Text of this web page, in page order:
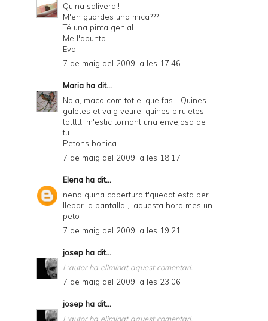
Quina salivera!!
M'en guardes una mica???
Té una pinta genial.
Me l'apunto.
Eva
7 de maig del 2009, a les 17:46
Maria ha dit...
Noia, maco com tot el que fas... Quines
galetes et vaig veure, quines piruletes,
tottttt, m'estic tornant una envejosa de
tu...
Petons bonica..
7 de maig del 2009, a les 18:17
Elena ha dit...
nena quina cobertura t'quedat esta per
llepar la pantalla ,i aquesta hora mes un
peto .
7 de maig del 2009, a les 19:21
josep ha dit...
L'autor ha eliminat aquest comentari.
7 de maig del 2009, a les 23:06
josep ha dit...
L'autor ha eliminat aquest comentari.